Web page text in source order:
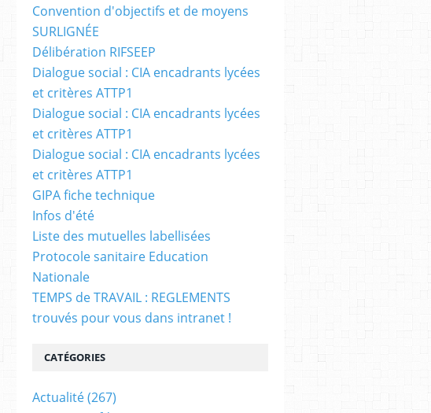
Convention d'objectifs et de moyens
SURLIGNÉE
Délibération RIFSEEP
Dialogue social : CIA encadrants lycées
et critères ATTP1
Dialogue social : CIA encadrants lycées
et critères ATTP1
Dialogue social : CIA encadrants lycées
et critères ATTP1
GIPA fiche technique
Infos d'été
Liste des mutuelles labellisées
Protocole sanitaire Education
Nationale
TEMPS de TRAVAIL : REGLEMENTS
trouvés pour vous dans intranet !
CATÉGORIES
Actualité(267)